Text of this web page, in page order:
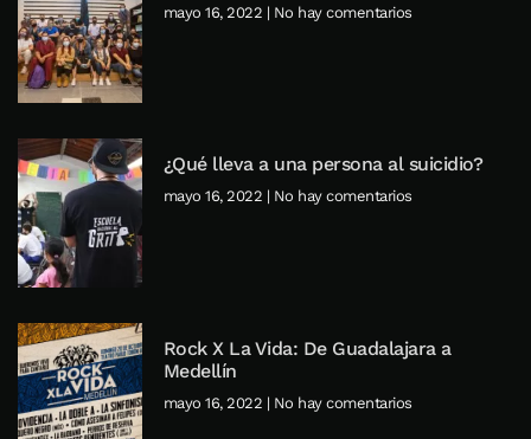
mayo 16, 2022 No hay comentarios
¿Qué lleva a una persona al suicidio?
mayo 16, 2022 No hay comentarios
Rock X La Vida: De Guadalajara a
Medellín
mayo 16, 2022 No hay comentarios